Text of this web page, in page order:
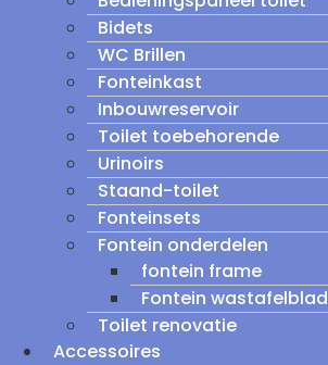
Bidets
WC Brillen
Fonteinkast
Inbouwreservoir
Toilet toebehorende
Urinoirs
Staand-toilet
Fonteinsets
Fontein onderdelen
fontein frame
Fontein wastafelblad
Toilet renovatie
Accessoires